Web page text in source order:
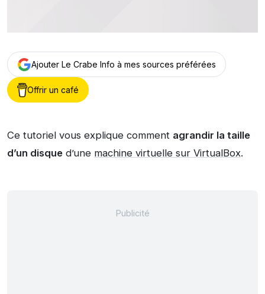
Ajouter Le Crabe Info à mes sources préférées
Offrir un café
Ce tutoriel vous explique comment agrandir la taille
d’un disque d’une machine virtuelle sur VirtualBox.